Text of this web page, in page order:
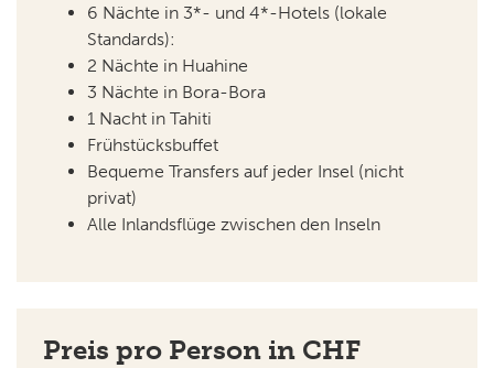
6 Nächte in 3*- und 4*-Hotels (lokale
Standards):
2 Nächte in Huahine
3 Nächte in Bora-Bora
1 Nacht in Tahiti
Frühstücksbuffet
Bequeme Transfers auf jeder Insel (nicht
privat)
Alle Inlandsflüge zwischen den Inseln
Preis pro Person in CHF